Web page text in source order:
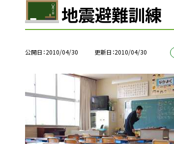
地震避難訓練
公開日 2010/04/30 更新日 2010/04/30